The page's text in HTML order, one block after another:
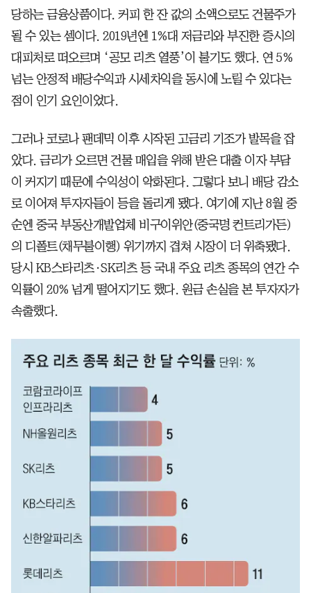
당하는 금융상품이다. 커피 한 잔 값의 소액으로도 건물주가
될 수 있는 셈이다. 2019년엔 1%대 저금리와 부진한 증시의
대피처로 떠오르며 ‘공모 리츠 열풍’이 불기도 했다. 연 5%
넘는 안정적 배당수익과 시세차익을 동시에 노릴 수 있다는
점이 인기 요인이었다.
그러나 코로나 팬데믹 이후 시작된 고금리 기조가 발목을 잡
았다. 금리가 오르면 건물 매입을 위해 받은 대출 이자 부담
이 커지기 때문에 수익성이 악화된다. 그렇다 보니 배당 감소
로 이어져 투자자들이 등을 돌리게 됐다. 여기에 지난 8월 중
순엔 중국 부동산개발업체 비구이위안(중국명 컨트리가든)
의 디폴트(채무불이행) 위기까지 겹쳐 시장이 더 위축됐다.
당시 KB스타리츠·SK리츠 등 국내 주요 리츠 종목의 연간 수
익률이 20% 넘게 떨어지기도 했다. 원금 손실을 본 투자자가
속출했다.